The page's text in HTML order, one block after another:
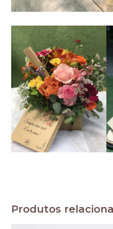
Produtos